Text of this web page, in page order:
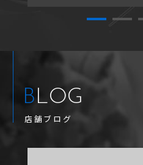
BLOG
店舗ブログ